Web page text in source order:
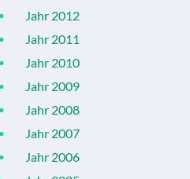
Jahr 2012
Jahr 2011
Jahr 2010
Jahr 2009
Jahr 2008
Jahr 2007
Jahr 2006